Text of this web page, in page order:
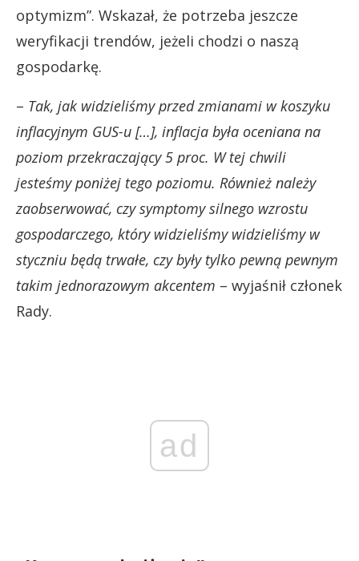
optymizm”. Wskazał, że potrzeba jeszcze
weryfikacji trendów, jeżeli chodzi o naszą
gospodarkę.
– Tak, jak widzieliśmy przed zmianami w koszyku
inflacyjnym GUS-u […], inflacja była oceniana na
poziom przekraczający 5 proc. W tej chwili
jesteśmy poniżej tego poziomu. Również należy
zaobserwować, czy symptomy silnego wzrostu
gospodarczego, który widzieliśmy widzieliśmy w
styczniu będą trwałe, czy były tylko pewną pewnym
takim jednorazowym akcentem – wyjaśnił członek
Rady.
ad